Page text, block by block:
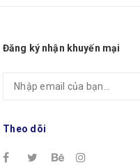
Đăng ký nhận khuyến mại
Theo dõi